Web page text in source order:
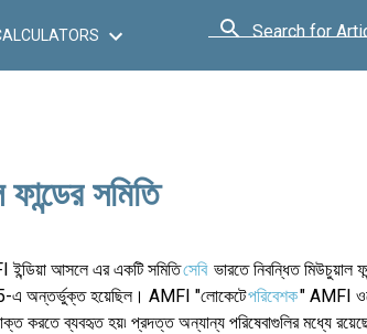
Search for
সমিতি
আসলে এর একটি সমিতিসেবি ভারতে নিবন্ধিত
এ অন্তর্ভুক্ত হয়েছিল। AMFI "লোকেটেপরিবেশক" AMFI
করতে ব্যবহৃত হয়৷ প্রদত্ত অন্যান্য পরিষেবাগুলির মধ্যে